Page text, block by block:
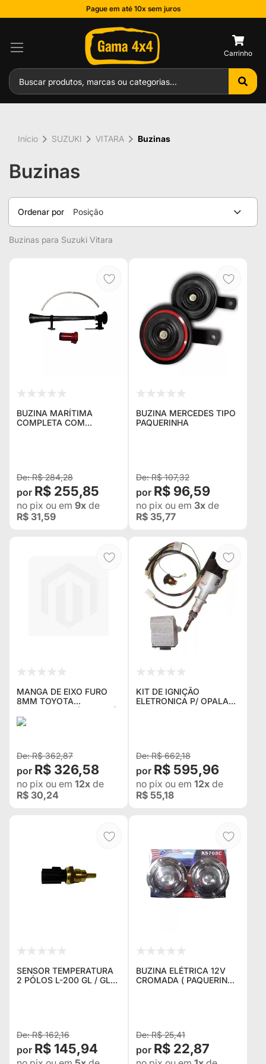
Pague em até 10x sem juros
Buzinas
Ordenar por Posição
Buzinas para Suzuki Vitara
BUZINA MARÍTIMA
COMPLETA COM
R$ 284,28
R$ 255,85
no pix ou em 9x de
R$ 31,59
BUZINA MERCEDES TIPO
PAQUERINHA
R$ 107,32
R$ 96,59
no pix ou em 3x de
R$ 35,77
MANGA DE EIXO FURO
8MM TOYOTA
BANDEIRANTE (KPT-553)
(Nº ORIGINAL 43431-
98001)
R$ 362,87
R$ 326,58
no pix ou em 12x de
R$ 30,24
KIT DE IGNIÇÃO
ELETRONICA P/ OPALA
R$ 662,18
R$ 595,96
no pix ou em 12x de
R$ 55,18
SENSOR TEMPERATURA
2 PÓLOS L-200 GL / GLS
R$ 162,16
R$ 145,94
BUZINA ELÉTRICA 12V
CROMADA ( PAQUERINHA
R$ 25,41
R$ 22,87
Início SUZUKI VITARA Buzinas